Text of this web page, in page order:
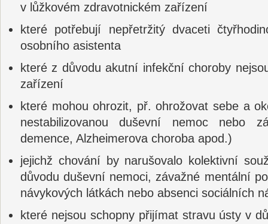
v lůžkovém zdravotnickém zařízení
které potřebují nepřetržitý dvaceti
osobního asistenta
které z důvodu akutní infekční choroby
zařízení
které mohou ohrozit, př. ohrožovat sebe a
nestabilizovanou duševní nemoc nebo
demence, Alzheimerova choroba apod.)
jejichž chování by narušovalo kolektivní
důvodu duševní nemoci, závažné mentální
návykových látkách nebo absenci sociálních
které nejsou schopny přijímat stravu ústy v